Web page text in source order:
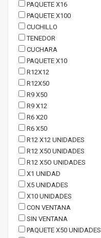
PAQUETE X16
PAQUETE X100
CUCHILLO
TENEDOR
CUCHARA
PAQUETE X10
R12X12
R12X50
R9 X50
R9 X12
R6 X20
R6 X50
R12 X12 UNIDADES
R12 X50 UNIDADES
R12 X5O UNIDADES
X1 UNIDAD
X5 UNIDADES
X10 UNIDADES
CON VENTANA
SIN VENTANA
PAQUETE X50 UNIDADES